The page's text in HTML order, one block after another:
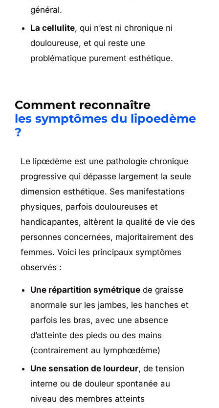
général.
La cellulite, qui n’est ni chronique ni
douloureuse, et qui reste une
problématique purement esthétique.
Comment reconnaître
les symptômes du lipoedème
?
Le lipœdème est une pathologie chronique
progressive qui dépasse largement la seule
dimension esthétique. Ses manifestations
physiques, parfois douloureuses et
handicapantes, altèrent la qualité de vie des
personnes concernées, majoritairement des
femmes. Voici les principaux symptômes
observés :
Une répartition symétrique de graisse
anormale sur les jambes, les hanches et
parfois les bras, avec une absence
d’atteinte des pieds ou des mains
(contrairement au lymphœdème)
Une sensation de lourdeur, de tension
interne ou de douleur spontanée au
niveau des membres atteints